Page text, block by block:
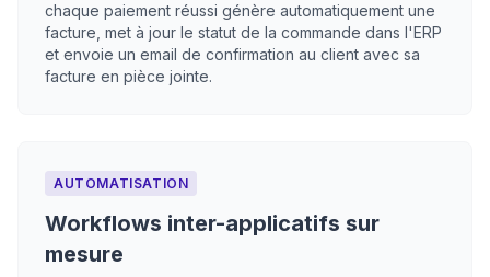
chaque paiement réussi génère automatiquement une
facture, met à jour le statut de la commande dans l'ERP
et envoie un email de confirmation au client avec sa
facture en pièce jointe.
AUTOMATISATION
Workflows inter-applicatifs sur
mesure